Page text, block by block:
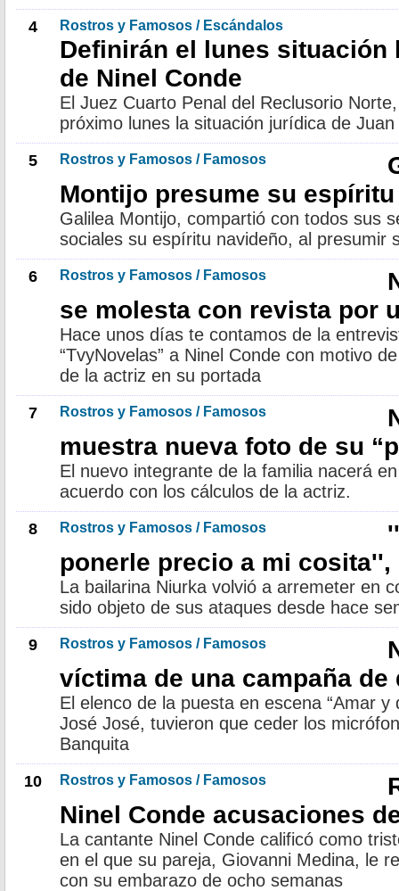
4 Rostros y Famosos / Escándalos
Definirán el lunes situación
de Ninel Conde
El Juez Cuarto Penal del Reclusorio
próximo lunes la situación jurídica de
5 Rostros y Famosos / Famosos
Montijo presume su
Galilea Montijo, compartió con todos sus
sociales su espíritu navideño, al presumir
6 Rostros y Famosos / Famosos
se molesta con revista por
Hace unos días te contamos de la
“TvyNovelas” a Ninel Conde con motivo
de la actriz en su portada
7 Rostros y Famosos / Famosos
muestra nueva foto de su
El nuevo integrante de la familia nacerá
acuerdo con los cálculos de la actriz.
8 Rostros y Famosos / Famosos
ponerle precio a mi cosita'',
La bailarina Niurka volvió a arremeter en
sido objeto de sus ataques desde hace
9 Rostros y Famosos / Famosos
víctima de una campaña
El elenco de la puesta en escena “Amar y
José José, tuvieron que ceder los
Banquita
10 Rostros y Famosos / Famosos
Ninel Conde acusaciones
La cantante Ninel Conde calificó como
en el que su pareja, Giovanni Medina, le
con su embarazo de ocho semanas